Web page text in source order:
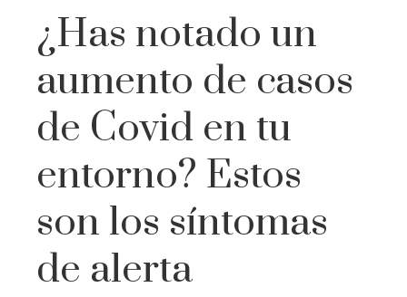
¿Has notado un
aumento de casos
de Covid en tu
entorno? Estos
son los síntomas
de alerta